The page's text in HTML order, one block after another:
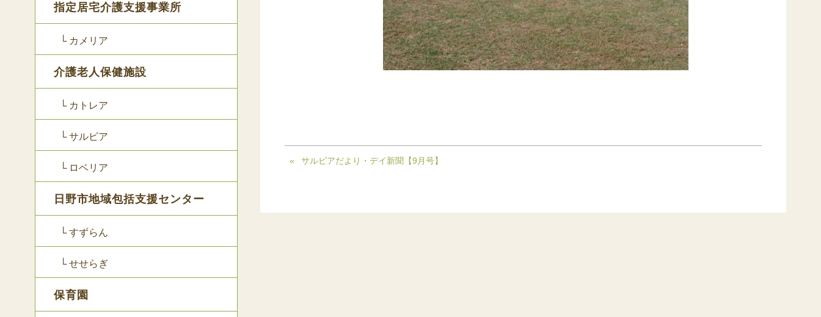
サルビアだより・デイ新聞【9月号】
指定居宅介護支援事業所
└ カメリア
介護老人保健施設
└ カトレア
└ サルビア
└ ロベリア
日野市地域包括支援センター
└ すずらん
└ せせらぎ
保育園